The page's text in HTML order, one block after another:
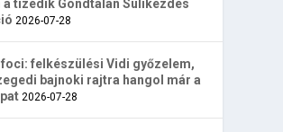
a tizedik Gondtalan Sulikezdés
2026-07-28
foci: felkészülési Vidi győzelem,
bajnoki rajtra hangol már a
2026-07-28